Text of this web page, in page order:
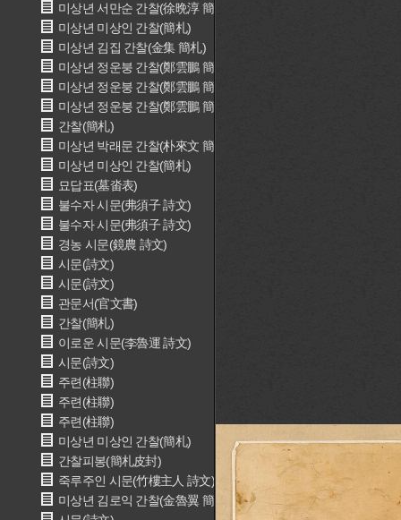
미상년 서만순 간찰(徐晩淳 簡札)
미상년 미상인 간찰(簡札)
미상년 김집 간찰(金集 簡札)
미상년 정운붕 간찰(鄭雲鵬 簡札)
미상년 정운붕 간찰(鄭雲鵬 簡札)
미상년 정운붕 간찰(鄭雲鵬 簡札)
간찰(簡札)
미상년 박래문 간찰(朴來文 簡札)
미상년 미상인 간찰(簡札)
묘답표(墓畓表)
불수자 시문(弗須子 詩文)
불수자 시문(弗須子 詩文)
경농 시문(鏡農 詩文)
시문(詩文)
시문(詩文)
관문서(官文書)
간찰(簡札)
이로운 시문(李魯運 詩文)
시문(詩文)
주련(柱聯)
주련(柱聯)
주련(柱聯)
미상년 미상인 간찰(簡札)
간찰피봉(簡札皮封)
죽루주인 시문(竹樓主人 詩文)
미상년 김로익 간찰(金魯翼 簡札)